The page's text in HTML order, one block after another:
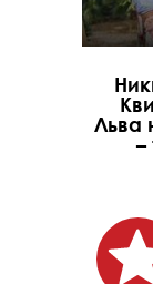
Льва
–